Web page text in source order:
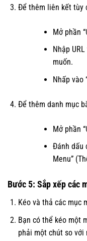
Để thêm liên kết tùy
Mở phần
Nhập
muốn.
Nhấp vào
Để thêm danh mục
Mở phần
Đánh dấu
Menu”
Bước 5: Sắp xếp các
Kéo và thả các mục
Bạn có thể kéo một
phải một chút so với